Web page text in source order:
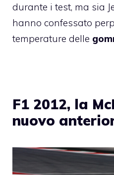
durante i test, ma sia
hanno confessato
temperature delle
F1 2012, la
nuovo